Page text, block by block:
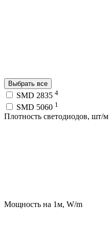
Выбрать все
SMD 2835 4
SMD 5060 1
Плотность светодиодов, шт/м
Мощность на 1м, W/m